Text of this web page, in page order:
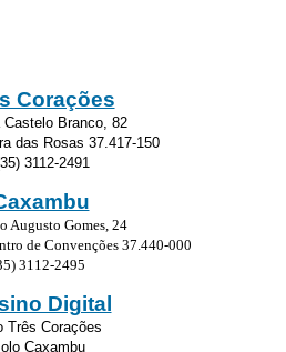
Corações
Castelo Branco, 82
das Rosas 37.417-150
3112-2491
Augusto Gomes, 24
de Convenções 37.440-000
3112-2495
Digital
Três Corações
Caxambu